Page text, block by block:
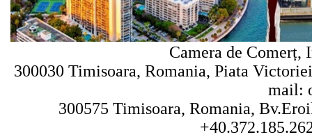
Camera de
300030 Timisoara, Romania, Piata
mail:
300575 Timisoara, Romania,